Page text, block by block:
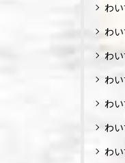
わ
わ
わ
わ
わ
わ
わ